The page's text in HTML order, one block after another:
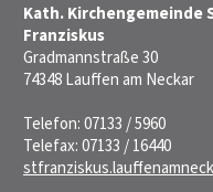
Kath. Kirchengemeinde
Franziskus
Gradmannstraße 30
74348 Lauffen am Neckar
Telefon: 07133 / 5960
Telefax: 07133 / 16440